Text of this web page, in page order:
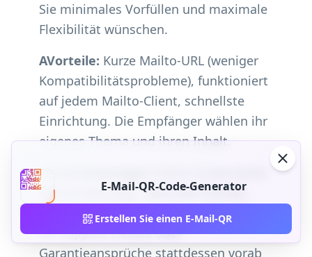
Sie minimales Vorfüllen und maximale
Flexibilität wünschen.
AVorteile: Kurze Mailto-URL (weniger
Kompatibilitätsprobleme), funktioniert
auf jedem Mailto-Client, schnellste
Einrichtung. Die Empfänger wählen ihr
eigenes Thema und ihren Inhalt.
Einschränkungen:
Datenerfassung – Benutzer können
vage Nachrichten senden. Fügen Sie
für Support-Tickets oder
Garantieansprüche stattdessen vorab
E-Mail-QR-Code-Generator
Erstellen Sie einen E-Mail-QR